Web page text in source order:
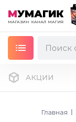
МУМАГИК
МАГАЗИН КАНАЛ МАГИЯ
АКЦИИ
Главная